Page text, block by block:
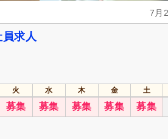
7月
求人
火 水 木 金 土
募集 募集 募集 募集 募集